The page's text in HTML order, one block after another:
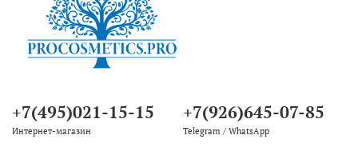
+7(495)021-15-15
Интернет-магазин
+7(926)645-07-85
Telegram / WhatsApp